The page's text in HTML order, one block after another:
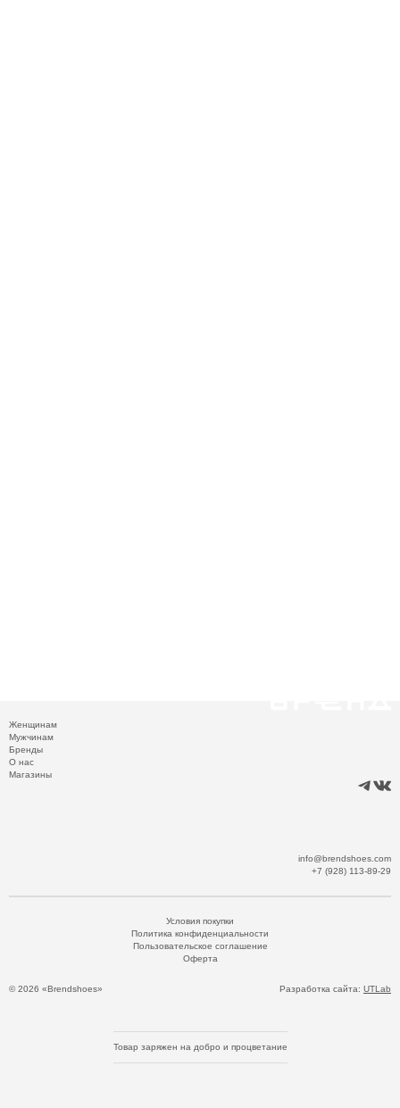
Женщинам
Мужчинам
Бренды
О нас
Магазины
info@brendshoes.com
+7 (928) 113-89-29
© 2026 «Brendshoes»
Условия покупки
Политика конфиденциальности
Пользовательское соглашение
Оферта
Разработка сайта: UTLab
Товар заряжен на добро и процветание